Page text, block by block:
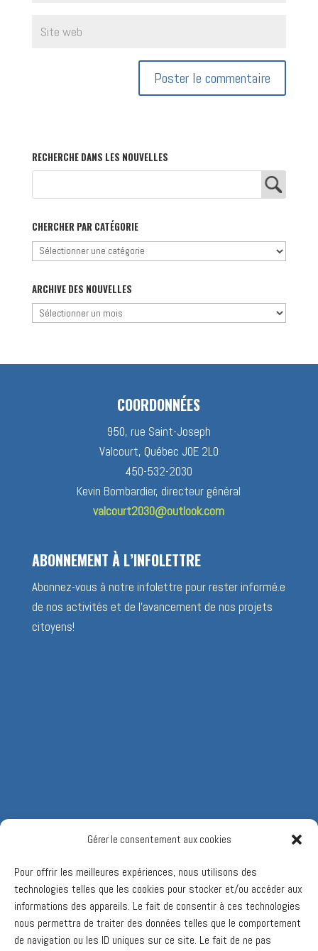
Gérer le consentement aux cookies
Pour offrir les meilleures expériences, nous utilisons des
technologies telles que les cookies pour stocker et/ou accéder aux
informations des appareils. Le fait de consentir à ces technologies
nous permettra de traiter des données telles que le comportement
de navigation ou les ID uniques sur ce site. Le fait de ne pas
RECHERCHE DANS LES NOUVELLES
CHERCHER PAR CATÉGORIE
Chercher
catégorie
ARCHIVE DES NOUVELLES
Archive
COORDONNÉES
950, rue Saint-Joseph
Valcourt, Québec J0E 2L0
450-532-2030
Kevin Bombardier, directeur général
valcourt2030@outlook.com
ABONNEMENT À L’INFOLETTRE
Abonnez-vous à notre infolettre pour rester informé.e
de nos activités et de l’avancement de nos projets
citoyens!